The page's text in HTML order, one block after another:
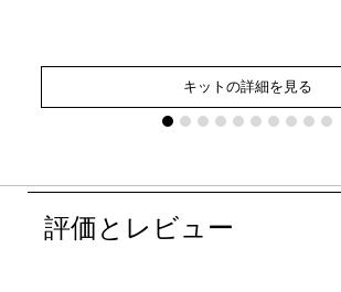
キットの詳細を見る
評価とレビュー